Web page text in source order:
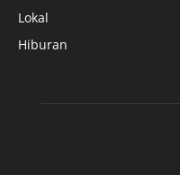
Lokal
Hiburan